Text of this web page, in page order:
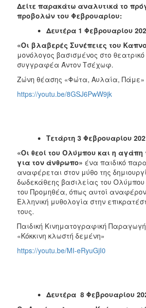
Δείτε παρακάτω αναλυτικά το
προβολών του Φεβρουαρίου:
Δευτέρα 1 Φεβρουαρίου
«Οι βλαβερές Συνέπειες του
μονόλογος βασισμένος στο
συγγραφέα Άντον Τσέχωφ.
Ζώνη θέασης «Φώτα, Αυλαία, Πάμε»
https://youtu.be/8GSJ6PwW9jk
Τετάρτη 3 Φεβρουαρίου
«Οι θεοί του Ολύμπου και η αγάπη
για τον άνθρωπο» ένα παιδικό
αναφέρεται στον μύθο της
δωδεκάθεης βασιλείας του Ολύμπου
του Προμηθέα, όπως αυτοί
Ελληνική μυθολογία στην
τους.
Παιδική Κινηματογραφική
«Κόκκινη κλωστή δεμένη»
https://youtu.be/MI-eRyuGjI0
Δευτέρα 8 Φεβρουαρίου